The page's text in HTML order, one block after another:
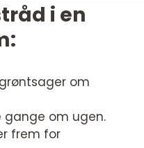
i en
om
gange om ugen.
frem for